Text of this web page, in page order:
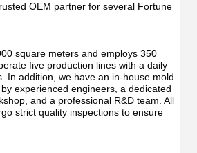
Function
Cleaner
Water
Floss
UV
OEM partner for several Fortune
square meters and employs 350
five production lines with a daily
In addition, we have an in-house mold
experienced engineers, a dedicated
and a professional R&D team. All
strict quality inspections to ensure